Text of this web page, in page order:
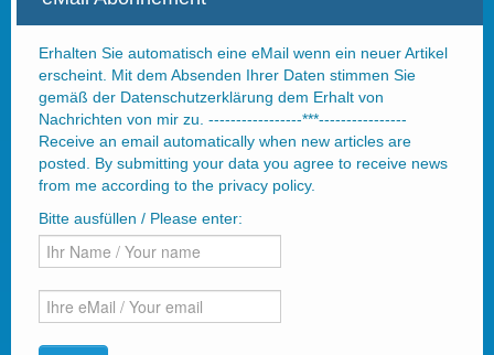
Erhalten Sie automatisch eine eMail wenn ein neuer Artikel
erscheint. Mit dem Absenden Ihrer Daten stimmen Sie
gemäß der Datenschutzerklärung dem Erhalt von
Nachrichten von mir zu. -----------------***----------------
Receive an email automatically when new articles are
posted. By submitting your data you agree to receive news
from me according to the privacy policy.
Bitte ausfüllen / Please enter: